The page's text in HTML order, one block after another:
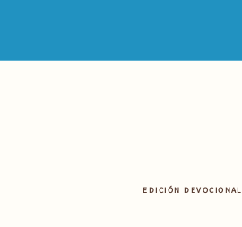
EDICIÓN DEVOCIONAL